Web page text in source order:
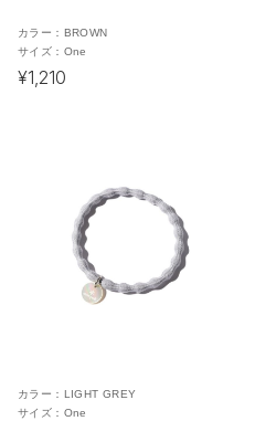
カラー： BROWN
サイズ： One
¥1,210
カラー： LIGHT GREY
サイズ： One